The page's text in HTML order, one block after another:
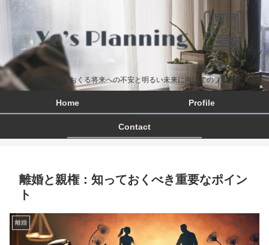
離婚男子がおくる将来への不安と明るい未来に向けてのブログ
Home Profile
Contact
離婚と親権：知っておくべき重要なポイン
ト
離婚